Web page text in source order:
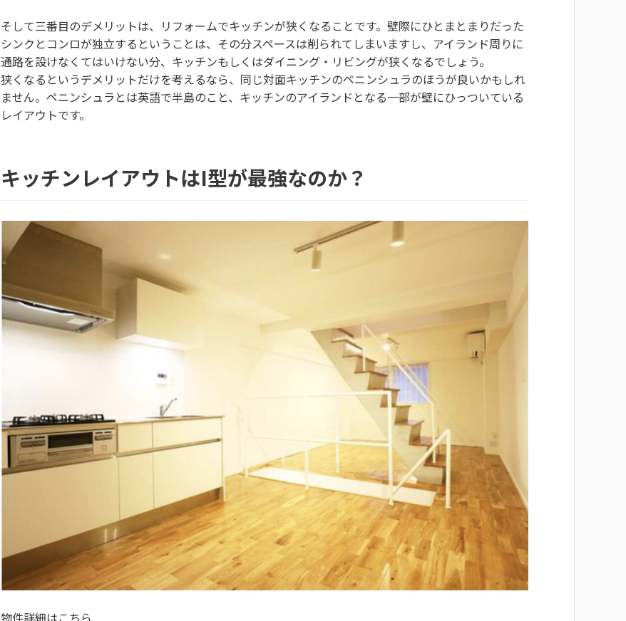
そして三番目のデメリットは、リフォームでキッチンが狭くなることです。壁際にひとまとまりだった
シンクとコンロが独立するということは、その分スペースは削られてしまいますし、アイランド周りに
通路を設けなくてはいけない分、キッチンもしくはダイニング・リビングが狭くなるでしょう。
狭くなるというデメリットだけを考えるなら、同じ対面キッチンのペニンシュラのほうが良いかもしれ
ません。ペニンシュラとは英語で半島のこと、キッチンのアイランドとなる一部が壁にひっついている
レイアウトです。
キッチンレイアウトはI型が最強なのか？
物件詳細はこちら